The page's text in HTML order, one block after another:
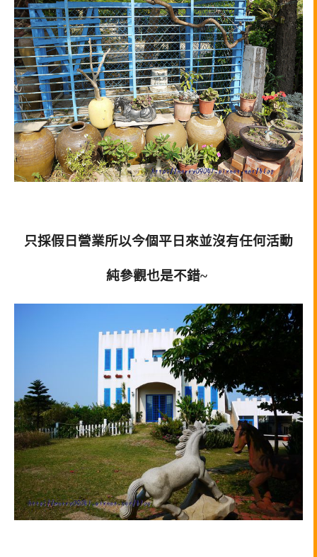
只採假日營業所以今個平日來並沒有任何活動
純參觀也是不錯~